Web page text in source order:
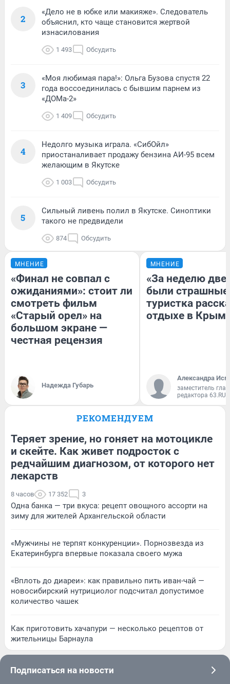
2
«Дело не в юбке или макияже». Следователь
объяснил, кто чаще становится жертвой
изнасилования
1 493 Обсудить
3
«Моя любимая пара!»: Ольга Бузова спустя 22
года воссоединилась с бывшим парнем из
«ДОМа-2»
1 409 Обсудить
4
Недолго музыка играла. «СибОйл»
приостаналивает продажу бензина АИ-95 всем
желающим в Якутске
1 003 Обсудить
5
Сильный ливень полил в Якутске. Синоптики
такого не предвидели
874 Обсудить
МНЕНИЕ
«Финал не совпал с
ожиданиями»: стоит ли
смотреть фильм
«Старый орел» на
большом экране —
честная рецензия
Надежда Губарь
МНЕНИЕ
«За неделю две
были
туристка
отдыхе в
Александра
заместитель
редактора 63.RU
РЕКОМЕНДУЕМ
Теряет зрение, но гоняет на мотоцикле
и скейте. Как живет подросток с
редчайшим диагнозом, от которого нет
лекарств
8 часов 17 352 3
Одна банка — три вкуса: рецепт овощного ассорти на
зиму для жителей Архангельской области
«Мужчины не терпят конкуренции». Порнозвезда из
Екатеринбурга впервые показала своего мужа
«Вплоть до диареи»: как правильно пить иван-чай —
новосибирский нутрициолог подсчитал допустимое
количество чашек
Как приготовить хачапури — несколько рецептов от
жительницы Барнаула
Подписаться на новости